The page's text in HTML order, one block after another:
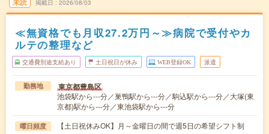
掲載日 2026/08/03
≪無資格でも月収27.2万円～≫病院で受付やカ
ルテの整理など
交通費別途支給あり 土日祝日が休み WEB登録OK 派遣
勤務地 東京都豊島区
池袋駅から---分／巣鴨駅から---分／駒込駅から---分／大塚(東
京都)駅から---分／東池袋駅から---分
曜日頻度 【土日祝休みOK】月～金曜日の間で週5日の希望シフト制